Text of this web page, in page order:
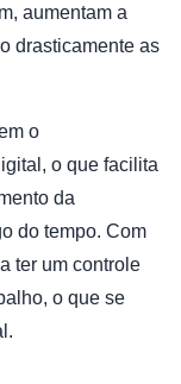
aumentam a
drasticamente as
o
o que facilita
da
do tempo. Com
ter um controle
o que se